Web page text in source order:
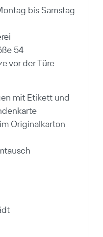
bis Samstag
54
vor der Türe
mit Etikett und
Originalkarton